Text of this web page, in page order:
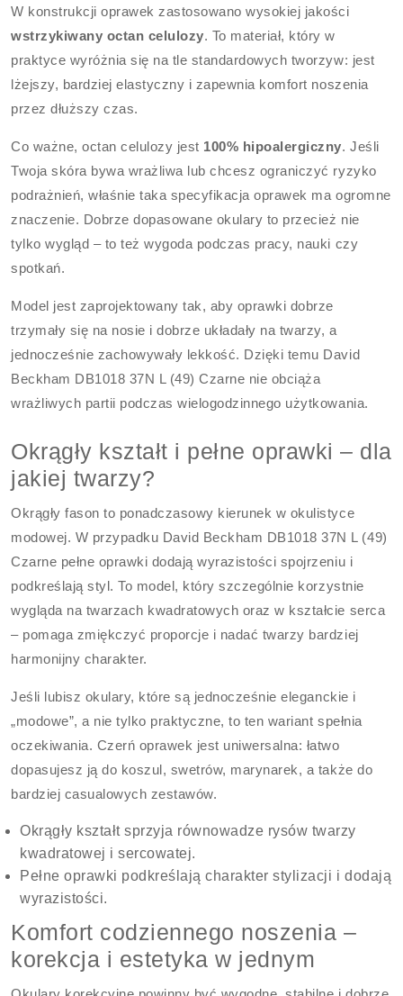
W konstrukcji oprawek zastosowano wysokiej jakości
wstrzykiwany octan celulozy. To materiał, który w
praktyce wyróżnia się na tle standardowych tworzyw: jest
lżejszy, bardziej elastyczny i zapewnia komfort noszenia
przez dłuższy czas.
Co ważne, octan celulozy jest 100% hipoalergiczny. Jeśli
Twoja skóra bywa wrażliwa lub chcesz ograniczyć ryzyko
podrażnień, właśnie taka specyfikacja oprawek ma ogromne
znaczenie. Dobrze dopasowane okulary to przecież nie
tylko wygląd – to też wygoda podczas pracy, nauki czy
spotkań.
Model jest zaprojektowany tak, aby oprawki dobrze
trzymały się na nosie i dobrze układały na twarzy, a
jednocześnie zachowywały lekkość. Dzięki temu David
Beckham DB1018 37N L (49) Czarne nie obciąża
wrażliwych partii podczas wielogodzinnego użytkowania.
Okrągły kształt i pełne oprawki – dla
jakiej twarzy?
Okrągły fason to ponadczasowy kierunek w okulistyce
modowej. W przypadku David Beckham DB1018 37N L (49)
Czarne pełne oprawki dodają wyrazistości spojrzeniu i
podkreślają styl. To model, który szczególnie korzystnie
wygląda na twarzach kwadratowych oraz w kształcie serca
– pomaga zmiękczyć proporcje i nadać twarzy bardziej
harmonijny charakter.
Jeśli lubisz okulary, które są jednocześnie eleganckie i
„modowe”, a nie tylko praktyczne, to ten wariant spełnia
oczekiwania. Czerń oprawek jest uniwersalna: łatwo
dopasujesz ją do koszul, swetrów, marynarek, a także do
bardziej casualowych zestawów.
Okrągły kształt sprzyja równowadze rysów twarzy
kwadratowej i sercowatej.
Pełne oprawki podkreślają charakter stylizacji i dodają
wyrazistości.
Komfort codziennego noszenia –
korekcja i estetyka w jednym